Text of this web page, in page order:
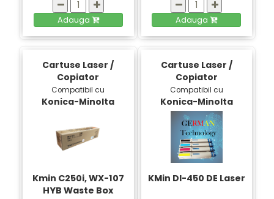
Adauga Adauga
Cartuse Laser /
Copiator
Compatibil cu
Konica-Minolta
Kmin C250i, WX-107
HYB Waste Box
Cartuse Laser /
Copiator
Compatibil cu
Konica-Minolta
KMin DI-450 DE Laser